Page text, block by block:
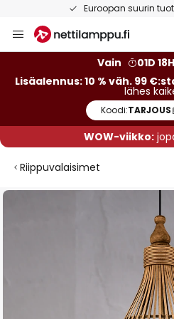
Euroopan suurin
to
Vain
01D
Lisäalennus: 10 % väh. 99
lähes
Koodi:TARJOUS
WOW-viikko:
Riippuvalaisimet
Skip